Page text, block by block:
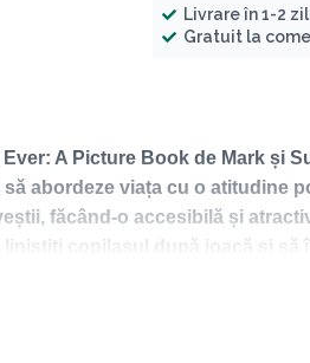
Livrare în 1-2
Gratuit la
A Picture Book de Mark și
abordeze viața cu o atitudine
făcând-o accesibilă și
copilașul după joacă și
adulți și copii care au ajuns în